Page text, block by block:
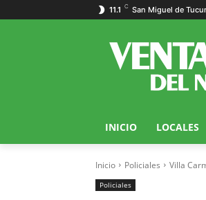
11.1 C San Miguel de
INICIO LOCALES
Inicio Policiales Villa
Policiales